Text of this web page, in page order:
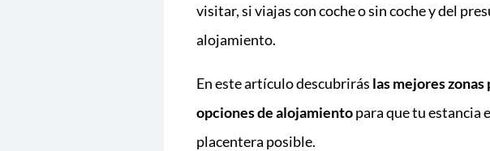
visitar, si viajas con coche o sin coche y del
alojamiento.
En este artículo descubrirás las mejores
opciones de alojamientopara que tu estancia
placentera posible.